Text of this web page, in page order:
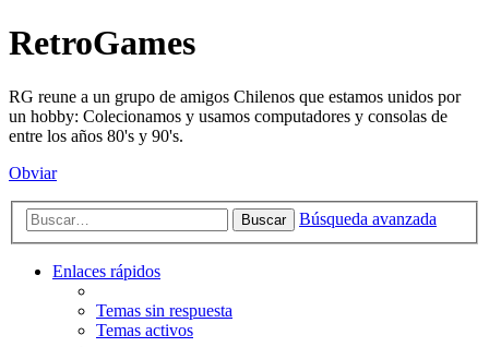
RetroGames
RG reune a un grupo de amigos Chilenos que estamos unidos por
un hobby: Colecionamos y usamos computadores y consolas de
entre los años 80's y 90's.
Obviar
Buscar Búsqueda avanzada
Enlaces rápidos
Temas sin respuesta
Temas activos